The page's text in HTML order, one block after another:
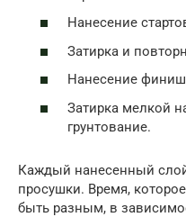
Нанесение
Затирка и
Нанесение
Затирка мелкой
грунтование.
Каждый нанесенный
просушки. Время,
быть разным, в